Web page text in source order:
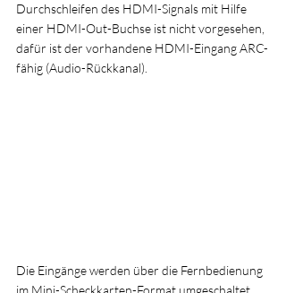
Durchschleifen des HDMI-Signals mit Hilfe
einer HDMI-Out-Buchse ist nicht vorgesehen,
dafür ist der vorhandene HDMI-Eingang ARC-
fähig (Audio-Rückkanal).
Die Eingänge werden über die Fernbedienung
im Mini-Scheckkarten-Format umgeschaltet.